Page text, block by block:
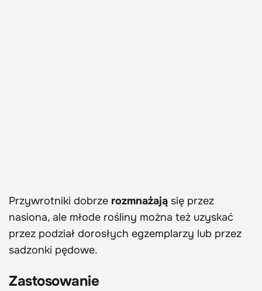
Przywrotniki dobrze rozmnażają się przez
nasiona, ale młode rośliny można też uzyskać
przez podział dorosłych egzemplarzy lub przez
sadzonki pędowe.
Zastosowanie